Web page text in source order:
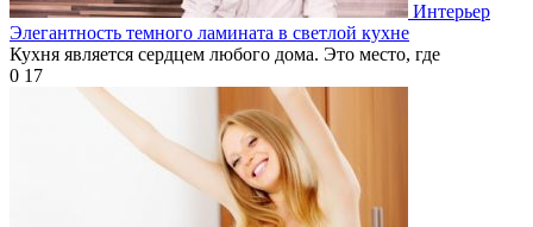
Интерьер
Элегантность темного ламината в светлой кухне
Кухня является сердцем любого дома. Это место, где
0 17